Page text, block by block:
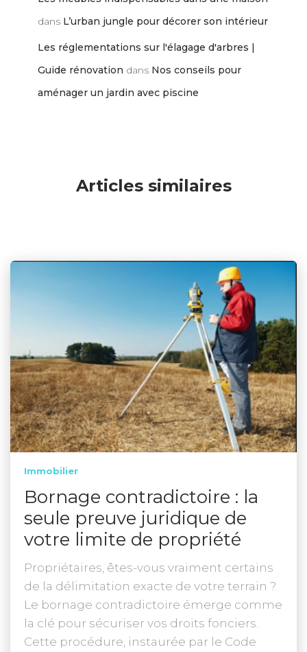
dans L’urban jungle pour décorer son intérieur
Les réglementations sur l'élagage d'arbres |
Guide rénovation dans Nos conseils pour
aménager un jardin avec piscine
Articles similaires
Immobilier
Bornage contradictoire : la
seule preuve juridique de
votre limite de propriété
Propriétaires, êtes-vous vraiment certains
de la délimitation exacte de votre terrain ?
Le bornage contradictoire émerge comme
la clé pour sécuriser vos droits fonciers.
Cette procédure, instaurée par le Code